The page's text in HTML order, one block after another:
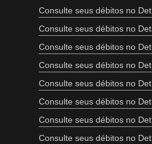
Consulte seus débitos no
Consulte seus débitos no
Consulte seus débitos no
Consulte seus débitos no
Consulte seus débitos no
Consulte seus débitos no
Consulte seus débitos no
Consulte seus débitos no